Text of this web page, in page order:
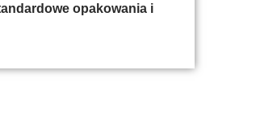
opakowania i